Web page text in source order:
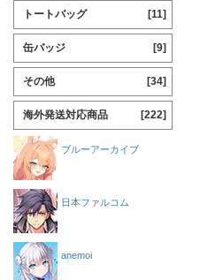
トートバッグ [11]
缶バッジ [9]
その他 [34]
海外発送対応商品 [222]
ブルーアーカイブ
日本ファルコム
anemoi